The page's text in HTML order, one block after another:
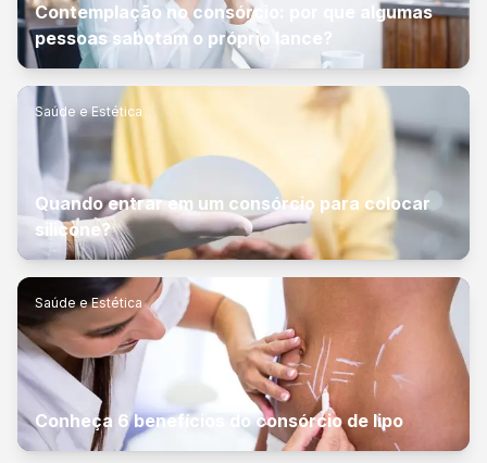
Contemplação no consórcio: por que algumas
pessoas sabotam o próprio lance?
Saúde e Estética
Quando entrar em um consórcio para colocar
silicone?
Saúde e Estética
Conheça 6 benefícios do consórcio de lipo